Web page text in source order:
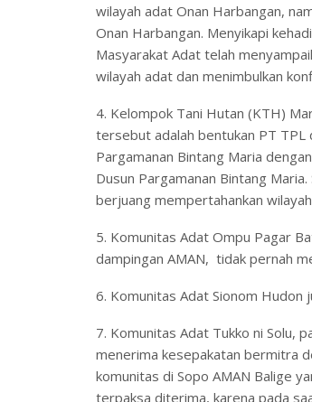
wilayah adat Onan Harbangan,
Onan Harbangan. Menyikapi
Masyarakat Adat telah
wilayah adat dan menimbulkan
4. Kelompok Tani Hutan (KTH)
tersebut adalah bentukan PT
Pargamanan Bintang Maria
Dusun Pargamanan Bintang
berjuang mempertahankan
5. Komunitas Adat Ompu Pagar
dampingan AMAN, tidak pernah
6. Komunitas Adat Sionom Hudon
7. Komunitas Adat Tukko ni Solu,
menerima kesepakatan bermitra
komunitas di Sopo AMAN Balige
terpaksa diterima, karena pada